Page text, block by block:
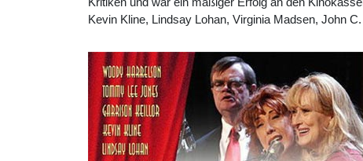
Kevin Kline, Lindsay Lohan, Virginia Madsen, John